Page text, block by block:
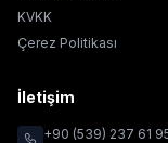
KVKK
Çerez Politikası
İletişim
+90 (539) 237 61